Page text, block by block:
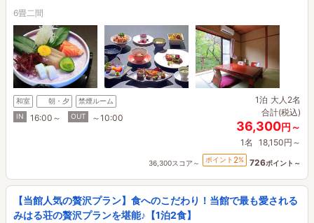
6畳二間
和室 朝・夕
禁煙ルーム
IN
16:00～ OUT ～10:00
1泊 大人2名
合計(税込)
36,300円～
1名 18,150円～
36,300スコア～ ポイント 2% 726ポイント～
【当館人気の贅沢プラン】食へのこだわり！当館で最も愛される
みはる荘の贅沢プランを堪能♪【1泊2食】